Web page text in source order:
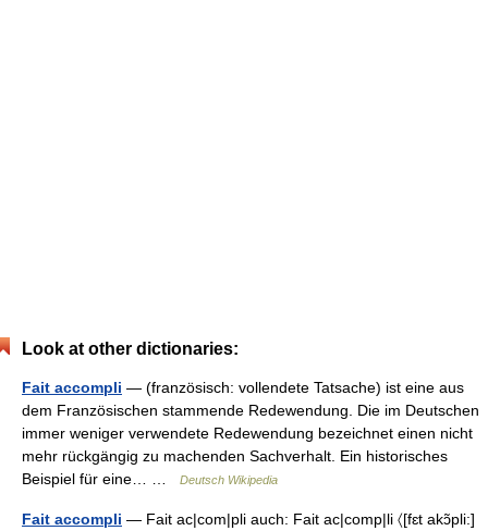
Look at other dictionaries:
Fait accompli — (französisch: vollendete Tatsache) ist eine aus
dem Französischen stammende Redewendung. Die im Deutschen
immer weniger verwendete Redewendung bezeichnet einen nicht
mehr rückgängig zu machenden Sachverhalt. Ein historisches
Beispiel für eine… …
Deutsch Wikipedia
Fait accompli — Fait ac|com|pli auch: Fait ac|comp|li 〈[fɛt akɔ̃pli:]